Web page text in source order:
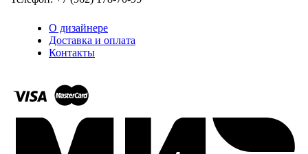
О дизайнере
Доставка и оплата
Контакты